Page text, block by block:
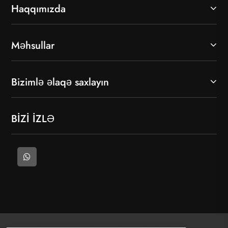
Haqqımızda
Məhsullar
Bizimlə əlaqə saxlayın
BİZİ İZLƏ